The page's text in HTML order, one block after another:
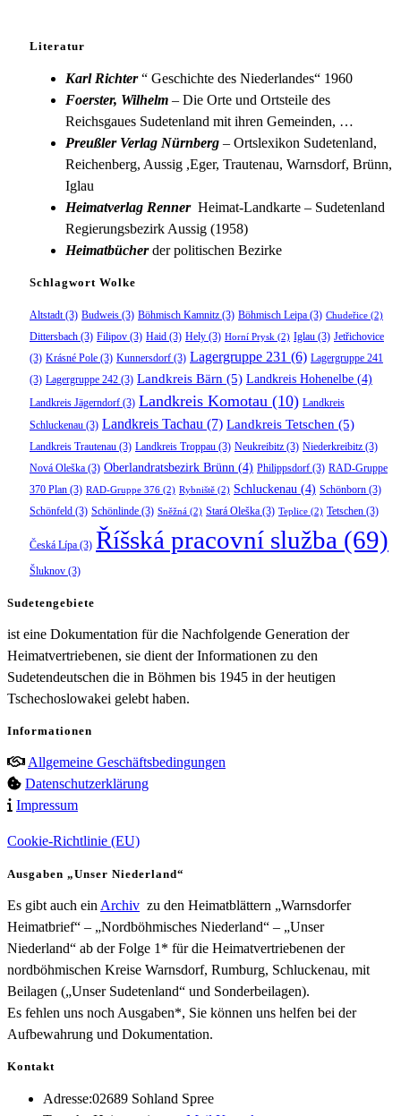
Literatur
Karl Richter“ Geschichte des Niederlandes“ 1960
Foerster, Wilhelm – Die Orte und Ortsteile des
Reichsgaues Sudetenland mit ihren Gemeinden, …
Preußler Verlag Nürnberg – Ortslexikon Sudetenland,
Reichenberg, Aussig ,Eger, Trautenau, Warnsdorf, Brünn,
Iglau
Heimatverlag Renner Heimat-Landkarte – Sudetenland
Regierungsbezirk Aussig (1958)
Heimatbücherder politischen Bezirke
Schlagwort Wolke
Altstadt(3) Budweis (3) Böhmisch Kamnitz (3) Böhmisch Leipa (3) Chudeřice (2)
Dittersbach (3) Filipov (3) Haid (3) Hely (3) Horní Prysk (2) Iglau (3) Jetřichovice
(3) Krásné Pole (3) Kunnersdorf (3) Lagergruppe 231 (6) Lagergruppe 241
(3) Lagergruppe 242 (3) Landkreis Bärn (5) Landkreis Hohenelbe (4)
Landkreis Jägerndorf (3) Landkreis Komotau (10) Landkreis
Schluckenau (3) Landkreis Tachau (7) Landkreis Tetschen (5)
Landkreis Trautenau (3) Landkreis Troppau (3) Neukreibitz (3) Niederkreibitz (3)
Nová Oleška (3) Oberlandratsbezirk Brünn (4) Philippsdorf (3) RAD-Gruppe
370 Plan (3) RAD-Gruppe 376 (2) Rybniště (2) Schluckenau (4) Schönborn (3)
Schönfeld (3) Schönlinde (3) Sněžná (2) Stará Oleška (3) Teplice (2) Tetschen (3)
Česká Lípa (3) Říšská pracovní služba (69)
Šluknov (3)
Sudetengebiete
ist eine Dokumentation für die Nachfolgende Generation der
Heimatvertriebenen, sie dient der Informationen zu den
Sudetendeutschen die in Böhmen bis 1945 in der heutigen
Tschechoslowakei gelebt haben.
Informationen
Allgemeine Geschäftsbedingungen
Datenschutzerklärung
Impressum
Cookie-Richtlinie (EU)
Ausgaben „Unser Niederland“
Es gibt auch ein Archiv zu den Heimatblättern „Warnsdorfer
Heimatbrief“ – „Nordböhmisches Niederland“ – „Unser
Niederland“ ab der Folge 1* für die Heimatvertriebenen der
nordböhmischen Kreise Warnsdorf, Rumburg, Schluckenau, mit
Beilagen („Unser Sudetenland“ und Sonderbeilagen).
Es fehlen uns noch Ausgaben*, Sie können uns helfen bei der
Aufbewahrung und Dokumentation.
Kontakt
Adresse:02689 Sohland Spree